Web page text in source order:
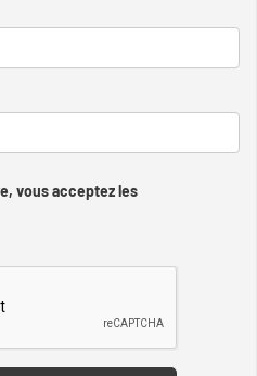
vous acceptez les